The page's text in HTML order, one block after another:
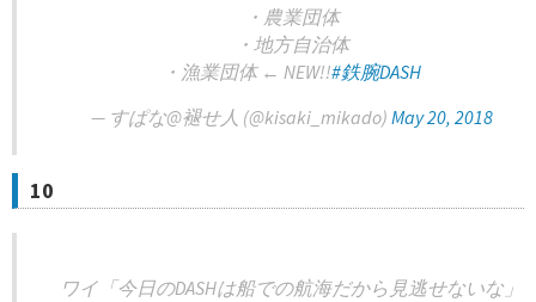
・農業団体
・地方自治体
・漁業団体 ← NEW!!#鉄腕DASH
— すぱな@褪せ人 (@kisaki_mikado) May 20, 2018
10
ワイ「今日のDASHは船での航海だから見逃せないな」